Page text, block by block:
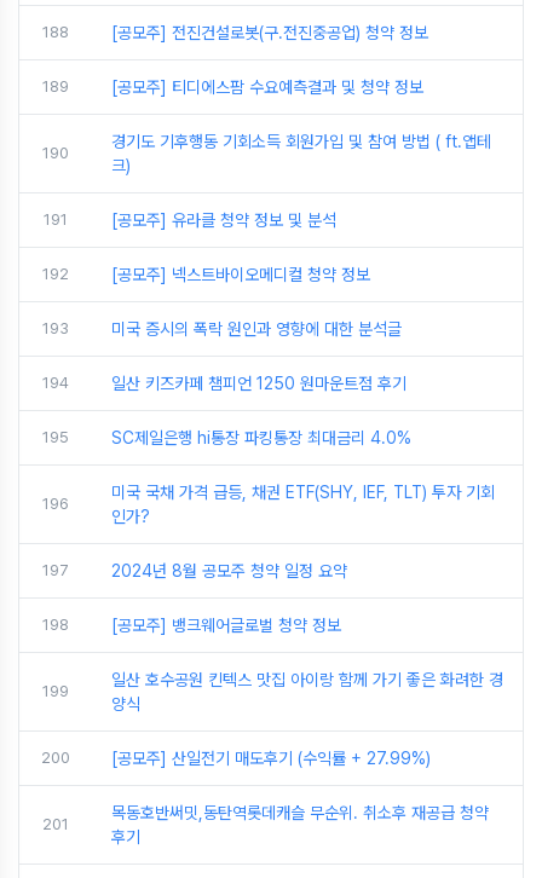
188 [공모주] 전진건설로봇(구.전진중공업) 청약 정보
189 [공모주] 티디에스팜 수요예측결과 및 청약 정보
190
경기도 기후행동 기회소득 회원가입 및 참여 방법 ( ft.앱테
크)
191 [공모주] 유라클 청약 정보 및 분석
192 [공모주] 넥스트바이오메디컬 청약 정보
193 미국 증시의 폭락 원인과 영향에 대한 분석글
194 일산 키즈카페 챔피언 1250 원마운트점 후기
195 SC제일은행 hi통장 파킹통장 최대금리 4.0%
196
미국 국채 가격 급등, 채권 ETF(SHY, IEF, TLT) 투자 기회
인가?
197 2024년 8월 공모주 청약 일정 요약
198 [공모주] 뱅크웨어글로벌 청약 정보
199
일산 호수공원 킨텍스 맛집 아이랑 함께 가기 좋은 화려한 경
양식
200 [공모주] 산일전기 매도후기 (수익률 + 27.99%)
201
목동호반써밋,동탄역롯데캐슬 무순위. 취소후 재공급 청약
후기